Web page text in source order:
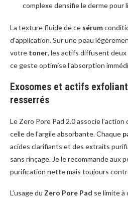
complexe densifie le derme pour
La texture fluide de ce sérum
d’application. Sur une peau
votre toner, les actifs diffusent
ce geste optimise l’absorption
Exosomes et actifs
resserrés
Le Zero Pore Pad 2.0 associe l’action
celle de l’argile absorbante. Chaque
acides clarifiants et des extraits
sans rinçage. Je le recommande aux
purification nette mais toujours
L’usage du Zero Pore Pad se limite à